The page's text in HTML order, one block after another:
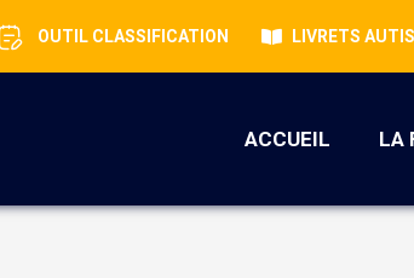
OUTIL CLASSIFICATION LIVRETS
ACCUEIL LA